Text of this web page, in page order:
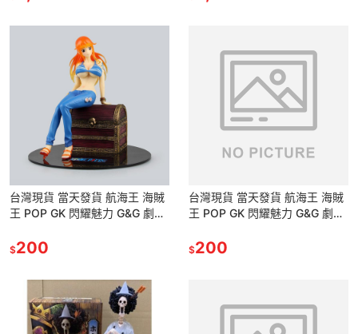
台灣現貨 當天發貨 航海王 海賊
王 POP GK 閃耀魅力 G&G 劇場
公仔 雕像
$200
台灣現貨 當天發貨 航海王 海賊
王 POP GK 閃耀魅力 G&G 劇場
公仔 雕像
$200